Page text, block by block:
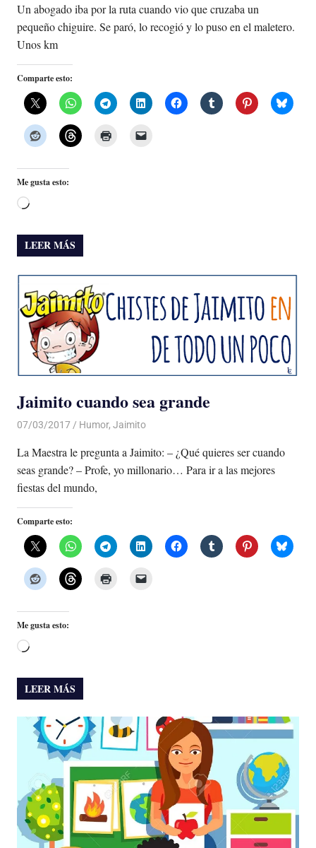
Un abogado iba por la ruta cuando vio que cruzaba un
pequeño chiguire. Se paró, lo recogió y lo puso en el maletero.
Unos km
Comparte esto:
Me gusta esto:
Cargando...
LEER MÁS
Jaimito cuando sea grande
07/03/2017 Luis Castellanos
Humor, Jaimito
La Maestra le pregunta a Jaimito: – ¿Qué quieres ser cuando
seas grande? – Profe, yo millonario… Para ir a las mejores
fiestas del mundo,
Comparte esto:
Me gusta esto:
Cargando...
LEER MÁS